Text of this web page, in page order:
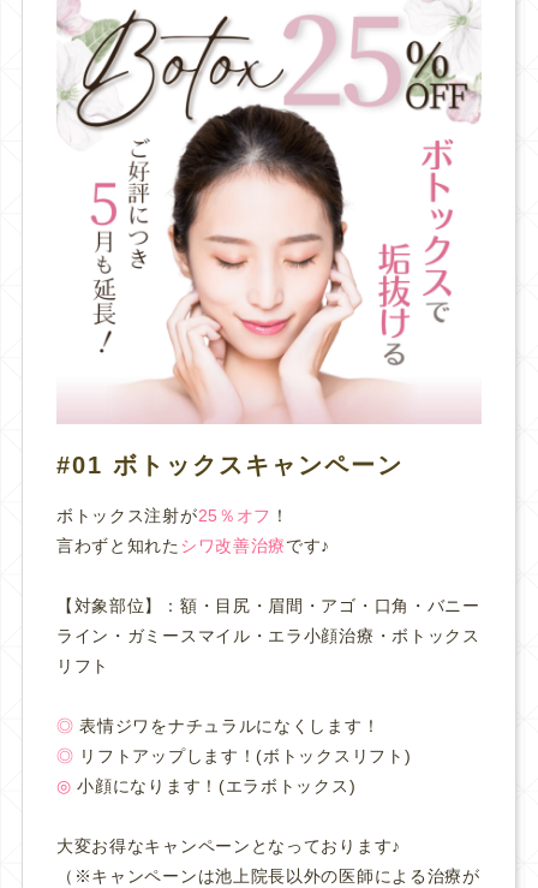
#01 ボトックスキャンペーン
ボトックス注射が25％オフ ！
言わずと知れた シワ改善治療です♪
【対象部位】： 額・目尻・眉間・アゴ・口角・バニー
ライン・ガミースマイル・エラ小顔治療・ボトックス
リフト
◎ 表情ジワをナチュラルになくします！
◎ リフトアップします！(ボトックスリフト)
◎ 小顔になります！(エラボトックス)
大変お得なキャンペーンとなっております♪
（※キャンペーンは池上院長以外の医師による治療が